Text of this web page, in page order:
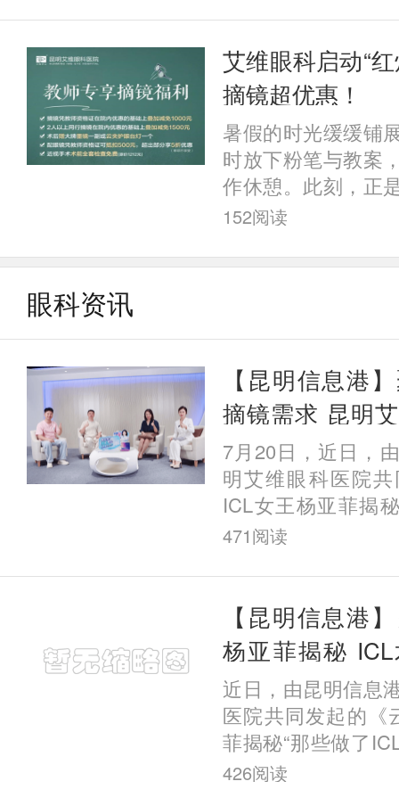
关领域顶尖专家学
球面眼内镜的手术
手术方案设计、临
症防控等议题展开
其临床应用的规范
眼科医院杨亚菲院
艾维眼科启动“
摘镜超优惠！
暑假的时光缓缓铺
时放下粉笔与教案
作休憩。此刻，正
最佳时机——昆明
镜
152阅读
眼科资讯
【昆明信息港
摘镜需求 昆明
与脱口秀演员揭
真实体验
7月20日，近日，
明艾维眼科医院
ICL女王杨亚菲揭
人后来都怎么样了”
光矫正
471阅读
【昆明信息港
杨亚菲揭秘
年、五年的他
了？
近日，由昆明信息
医院共同发起的《
菲揭秘“那些做了
样了”》系列主题科
426阅读